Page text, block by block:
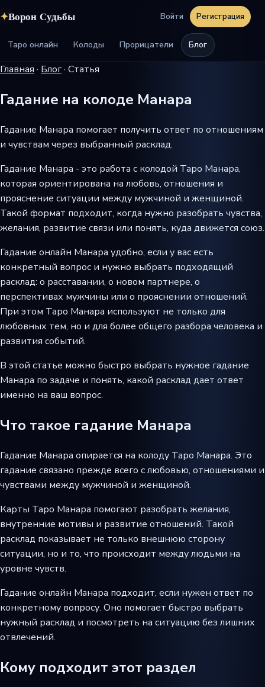
✦Ворон Судьбы
Таро онлайн Колоды Прорицатели Блог
Войти Регистрация
Главная · Блог· Статья
Гадание на колоде Манара
Гадание Манара помогает получить ответ по отношениям
и чувствам через выбранный расклад.
Гадание Манара - это работа с колодой Таро Манара,
которая ориентирована на любовь, отношения и
прояснение ситуации между мужчиной и женщиной.
Такой формат подходит, когда нужно разобрать чувства,
желания, развитие связи или понять, куда движется союз.
Гадание онлайн Манара удобно, если у вас есть
конкретный вопрос и нужно выбрать подходящий
расклад: о расставании, о новом партнере, о
перспективах мужчины или о прояснении отношений.
При этом Таро Манара используют не только для
любовных тем, но и для более общего разбора человека и
развития событий.
В этой статье можно быстро выбрать нужное гадание
Манара по задаче и понять, какой расклад дает ответ
именно на ваш вопрос.
Что такое гадание Манара
Гадание Манара опирается на колоду Таро Манара. Это
гадание связано прежде всего с любовью, отношениями и
чувствами между мужчиной и женщиной.
Карты Таро Манара помогают разобрать желания,
внутренние мотивы и развитие отношений. Такой
расклад показывает не только внешнюю сторону
ситуации, но и то, что происходит между людьми на
уровне чувств.
Гадание онлайн Манара подходит, если нужен ответ по
конкретному вопросу. Оно помогает быстро выбрать
нужный расклад и посмотреть на ситуацию без лишних
отвлечений.
Кому подходит этот раздел